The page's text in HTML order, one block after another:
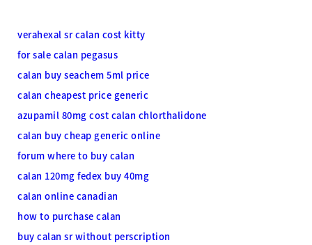
verahexal sr calan cost kitty
for sale calan pegasus
calan buy seachem 5ml price
calan cheapest price generic
azupamil 80mg cost calan chlorthalidone
calan buy cheap generic online
forum where to buy calan
calan 120mg fedex buy 40mg
calan online canadian
how to purchase calan
buy calan sr without perscription